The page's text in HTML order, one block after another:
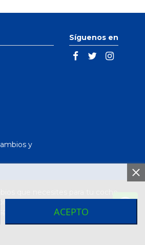
y
ACEPTO
Síguenos en
que necesites para tu coche
el recambio que necesitas
los encontraras en nuestro